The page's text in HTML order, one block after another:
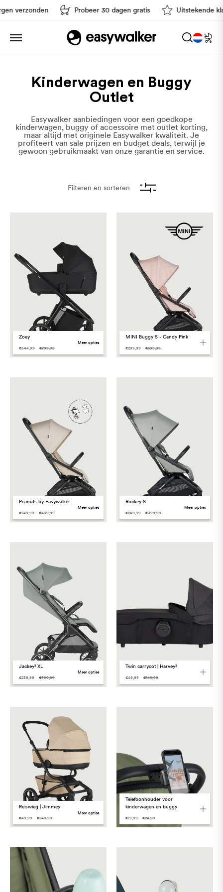
verzonden Probeer 30 dagen gratis Uitstekende
Kinderwagen en Buggy
Outlet
Easywalker aanbiedingen voor een goedkope
kinderwagen, buggy of accessoire met outlet korting,
maar altijd met originele Easywalker kwaliteit. Je
profiteert van sale prijzen en budget deals, terwijl je
gewoon gebruikmaakt van onze garantie en service.
Filteren en sorteren
Sorteren op
Zoey
€644,99 €799,99
meer opties
MINI Buggy S - Candy Pink
€299,99 €599,99
Peanuts by Easywalker
€249,99 €439,99
meer opties
Rockey S
€249,99 €399,99
meer opties
Jackey² XL
€239,99 €399,99
meer opties
Twin carrycot | Harvey²
€49,99 €149,99
Reiswieg | Jimmey
€49,99 €249,99
meer opties
Telefoonhouder voor
kinderwagen en buggy
€19,99 €24,99